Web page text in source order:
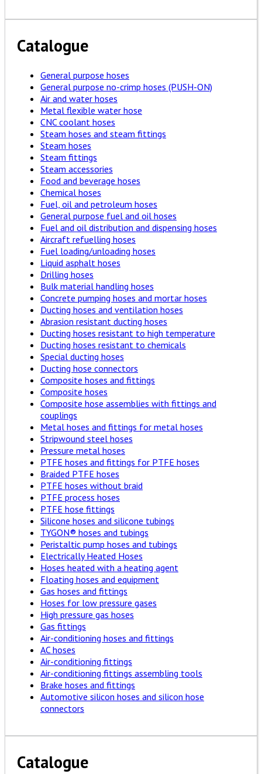
Catalogue
General purpose hoses
General purpose no-crimp hoses (PUSH-ON)
Air and water hoses
Metal flexible water hose
CNC coolant hoses
Steam hoses and steam fittings
Steam hoses
Steam fittings
Steam accessories
Food and beverage hoses
Chemical hoses
Fuel, oil and petroleum hoses
General purpose fuel and oil hoses
Fuel and oil distribution and dispensing hoses
Aircraft refuelling hoses
Fuel loading/unloading hoses
Liquid asphalt hoses
Drilling hoses
Bulk material handling hoses
Concrete pumping hoses and mortar hoses
Ducting hoses and ventilation hoses
Abrasion resistant ducting hoses
Ducting hoses resistant to high temperature
Ducting hoses resistant to chemicals
Special ducting hoses
Ducting hose connectors
Composite hoses and fittings
Composite hoses
Composite hose assemblies with fittings and
couplings
Metal hoses and fittings for metal hoses
Stripwound steel hoses
Pressure metal hoses
PTFE hoses and fittings for PTFE hoses
Braided PTFE hoses
PTFE hoses without braid
PTFE process hoses
PTFE hose fittings
Silicone hoses and silicone tubings
TYGON® hoses and tubings
Peristaltic pump hoses and tubings
Electrically Heated Hoses
Hoses heated with a heating agent
Floating hoses and equipment
Gas hoses and fittings
Hoses for low pressure gases
High pressure gas hoses
Gas fittings
Air-conditioning hoses and fittings
AC hoses
Air-conditioning fittings
Air-conditioning fittings assembling tools
Brake hoses and fittings
Automotive silicon hoses and silicon hose
connectors
Catalogue